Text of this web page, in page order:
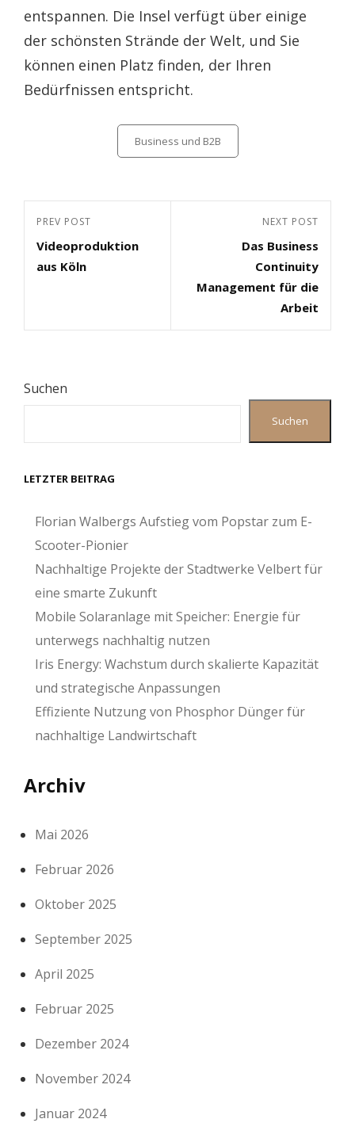
entspannen. Die Insel verfügt über einige
der schönsten Strände der Welt, und Sie
können einen Platz finden, der Ihren
Bedürfnissen entspricht.
Business und B2B
Beitragsnavigation
Previous
Post
PREV POST
Videoproduktion
aus Köln
NEXT POST
Das Business
Continuity
Management für die
Arbeit
Suchen
Suchen
LETZTER BEITRAG
Florian Walbergs Aufstieg vom Popstar zum E-
Scooter-Pionier
Nachhaltige Projekte der Stadtwerke Velbert für
eine smarte Zukunft
Mobile Solaranlage mit Speicher: Energie für
unterwegs nachhaltig nutzen
Iris Energy: Wachstum durch skalierte Kapazität
und strategische Anpassungen
Effiziente Nutzung von Phosphor Dünger für
nachhaltige Landwirtschaft
Archiv
Mai 2026
Februar 2026
Oktober 2025
September 2025
April 2025
Februar 2025
Dezember 2024
November 2024
Januar 2024